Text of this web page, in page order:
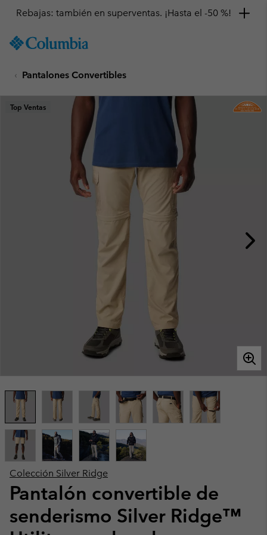
TO
SKIP
MAIN
NAV
Rebajas: también en superventas. ¡Hasta el -50 %!
Pantalones Convertibles
Colección Silver Ridge
Pantalón convertible de
senderismo Silver Ridge™
Top Ventas